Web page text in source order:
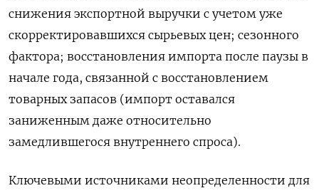
снижения экспортной выручки с учетом уже
скорректировавшихся сырьевых цен; сезонного
фактора; восстановления импорта после паузы в
начале года, связанной с восстановлением
товарных запасов (импорт оставался
заниженным даже относительно
замедлившегося внутреннего спроса).
Ключевыми источниками неопределенности для